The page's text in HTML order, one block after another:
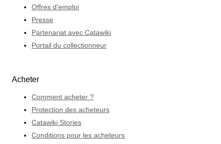
Offres d'emploi
Presse
Partenariat avec Catawiki
Portail du collectionneur
Acheter
Comment acheter ?
Protection des acheteurs
Catawiki Stories
Conditions pour les acheteurs